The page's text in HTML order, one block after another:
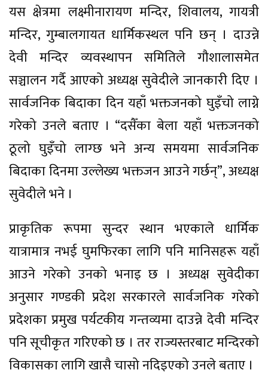
यस क्षेत्रमा लक्ष्मीनारायण मन्दिर, शिवालय, गायत्री
मन्दिर, गुम्बालगायत धार्मिकस्थल पनि छन् । दाउन्ने
देवी मन्दिर व्यवस्थापन समितिले गौशालासमेत
सञ्चालन गर्दै आएको अध्यक्ष सुवेदीले जानकारी दिए ।
सार्वजनिक बिदाका दिन यहाँ भक्तजनको घुइँचो लाग्ने
गरेको उनले बताए । “दसैँका बेला यहाँ भक्तजनको
ठूलो घुइँचो लाग्छ भने अन्य समयमा सार्वजनिक
बिदाका दिनमा उल्लेख्य भक्तजन आउने गर्छन्”, अध्यक्ष
सुवेदीले भने ।
प्राकृतिक रूपमा सुन्दर स्थान भएकाले धार्मिक
यात्रामात्र नभई घुमफिरका लागि पनि मानिसहरू यहाँ
आउने गरेको उनको भनाइ छ । अध्यक्ष सुवेदीका
अनुसार गण्डकी प्रदेश सरकारले सार्वजनिक गरेको
प्रदेशका प्रमुख पर्यटकीय गन्तव्यमा दाउन्ने देवी मन्दिर
पनि सूचीकृत गरिएको छ । तर राज्यस्तरबाट मन्दिरको
विकासका लागि खासै चासो नदिइएको उनले बताए ।